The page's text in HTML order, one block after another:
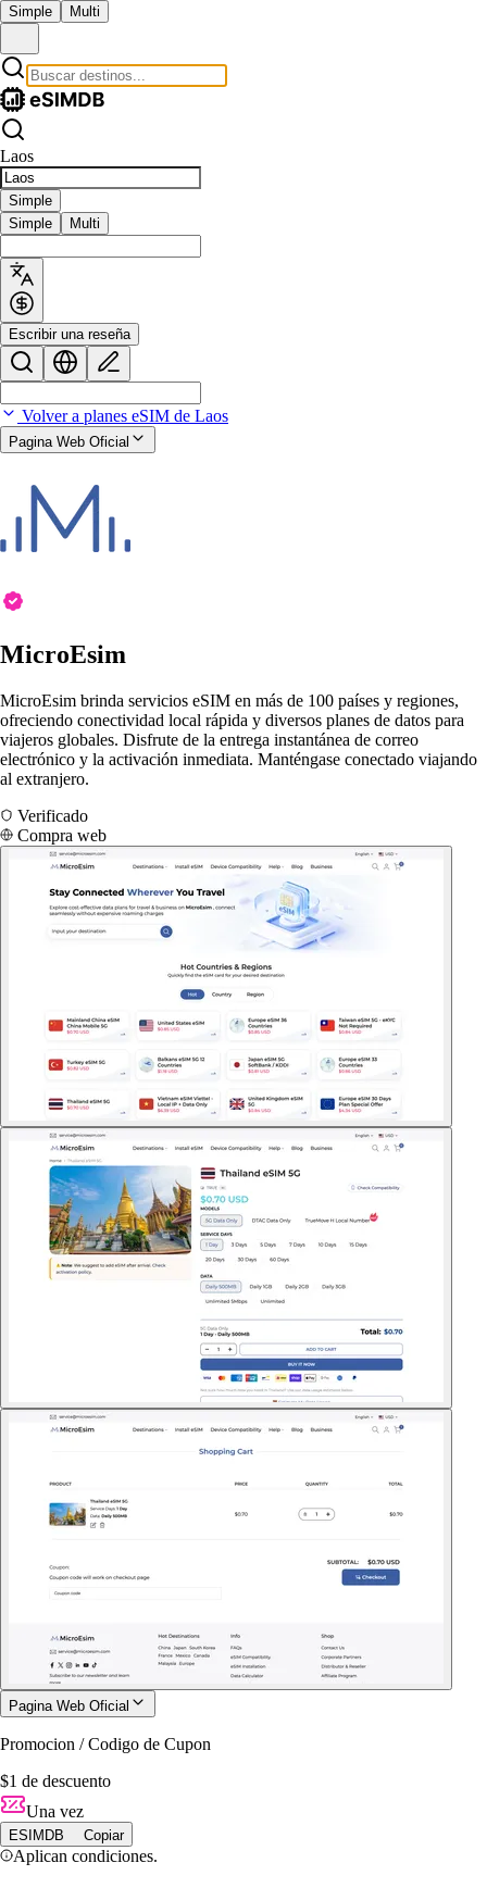
Simple Multi
Laos
Simple
Simple
Multi
Escribir una reseña
Volver a planes eSIM de Laos
Pagina Web Oficial
MicroEsim
MicroEsim brinda servicios eSIM en más de 100 países y regiones,
ofreciendo conectividad local rápida y diversos planes de datos para
viajeros globales. Disfrute de la entrega instantánea de correo
electrónico y la activación inmediata. Manténgase conectado viajando
al extranjero.
Verificado
Compra web
Pagina Web Oficial
Promocion / Codigo de Cupon
$1 de descuento
Una vez
ESIMDB Copiar
Aplican condiciones.